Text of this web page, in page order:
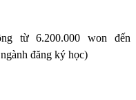
từ 6.200.000 won đến
đăng ký học)